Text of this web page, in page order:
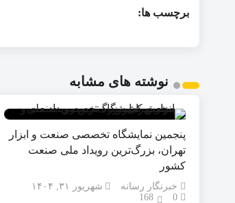
برچسب ها:
نوشته های مشابه
پنجمین نمایشگاه تخصصی صنعت و ابزار
تهران، بزرگ‌ترین رویداد ملی صنعت
کشور
خبرنگار رسانه
شهریور ۳۱, ۱۴۰۴
168